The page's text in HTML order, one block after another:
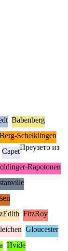
Babenberg
Berg-Schelklingen
Capet
Rapotonen
FitzRoy
Gloucester
Hvide
Преузето из